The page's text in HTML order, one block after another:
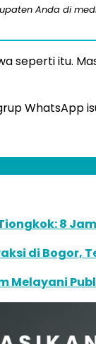
Anda di
seperti itu.
WhatsApp
8
di Bogor,
Melayani